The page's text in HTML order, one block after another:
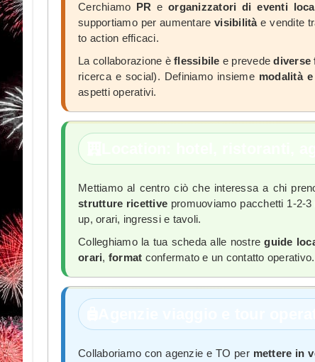
Cerchiamo PR eorganizzatori di eventi
supportiamo per aumentarevisibilitàe vendite
to action efficaci.
La collaborazione è flessibile e prevedediverse
ricerca e social). Definiamo insieme modalità
aspetti operativi.
Mettiamo al centro ciò che interessa a chi
strutture ricettive promuoviamo pacchetti 1-2-
up, orari, ingressi e tavoli.
Colleghiamo la tua scheda alle nostreguide
orari, format confermato e un contatto operativo.
Collaboriamo con agenzie e TO per mettere in